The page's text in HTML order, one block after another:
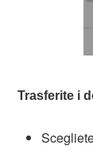
Trasferite i